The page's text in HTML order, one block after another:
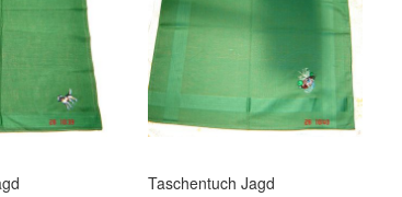
Taschentuch Jagd